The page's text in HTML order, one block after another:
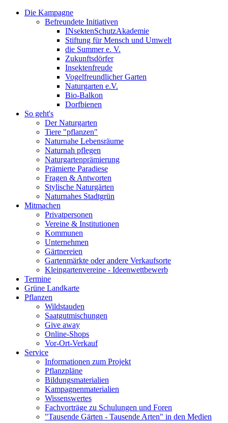
Die Kampagne
Befreundete Initiativen
INsektenSchutzAkademie
Stiftung für Mensch und Umwelt
die Summer e. V.
Zukunftsdörfer
Insektenfreude
Vogelfreundlicher Garten
Naturgarten e.V.
Bio-Balkon
Dorfbienen
So geht's
Der Naturgarten
Tiere "pflanzen"
Naturnahe Lebensräume
Naturnah pflegen
Naturgartenprämierung
Prämierte Paradiese
Fragen & Antworten
Stylische Naturgärten
Naturnahes Stadtgrün
Mitmachen
Privatpersonen
Vereine & Institutionen
Kommunen
Unternehmen
Gärtnereien
Gartenmärkte oder andere Verkaufsorte
Kleingartenvereine - Ideenwettbewerb
Termine
Grüne Landkarte
Pflanzen
Wildstauden
Saatgutmischungen
Give away
Online-Shops
Vor-Ort-Verkauf
Service
Informationen zum Projekt
Pflanzpläne
Bildungsmaterialien
Kampagnenmaterialien
Wissenswertes
Fachvorträge zu Schulungen und Foren
"Tausende Gärten - Tausende Arten" in den Medien